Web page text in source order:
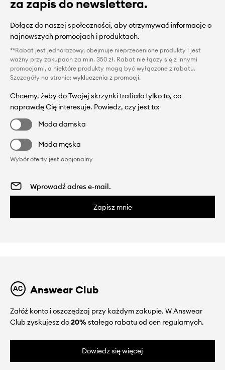
za zapis do newslettera.
Dołącz do naszej społeczności, aby otrzymywać informacje o
najnowszych promocjach i produktach.
**Rabat jest jednorazowy, obejmuje nieprzecenione produkty i jest
ważny przy zakupach za min. 350 zł. Rabat nie łączy się z innymi
promocjami, a niektóre produkty mogą być wyłączone z rabatu.
Szczegóły na stronie: wykluczenia z promocji.
Chcemy, żeby do Twojej skrzynki trafiało tylko to, co
naprawdę Cię interesuje. Powiedz, czy jest to:
Moda damska
Moda męska
Wybór oferty jest opcjonalny
Zapisz mnie
Answear Club
Załóż konto i oszczędzaj przy każdym zakupie. W Answear
Club zyskujesz do20%stałego rabatu od cen regularnych.
Dowiedz się więcej